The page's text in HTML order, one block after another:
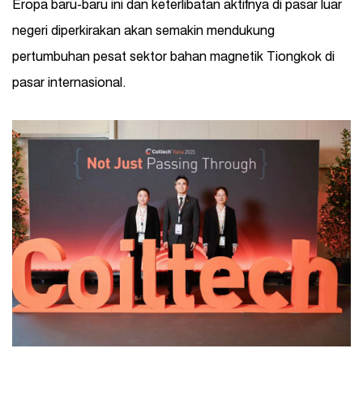
Eropa baru-baru ini dan keterlibatan aktifnya di pasar luar
negeri diperkirakan akan semakin mendukung
pertumbuhan pesat sektor bahan magnetik Tiongkok di
pasar internasional.